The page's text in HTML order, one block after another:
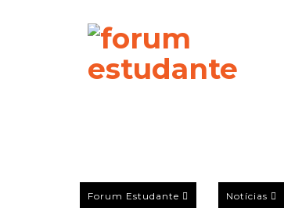
Forum Estudante Notícias